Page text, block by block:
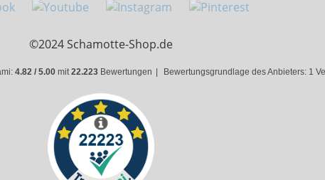
©2024 Schamotte-Shop.de
4.82 / 5.00mit22.223 Bewertungen Bewertungsgrundlage des Anbieters: 1